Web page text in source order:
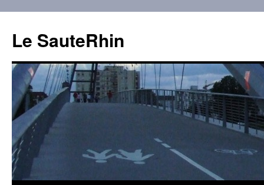
contenu
Le SauteRhin